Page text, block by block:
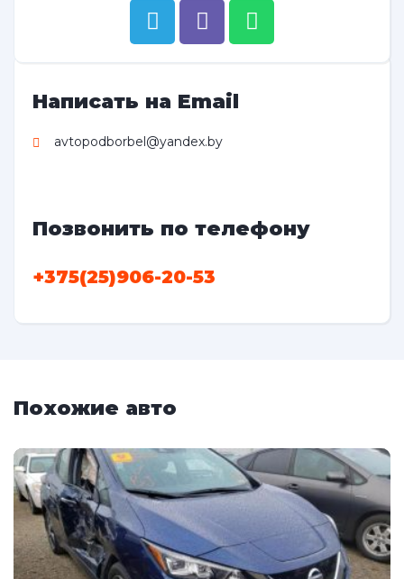
Написать на Email
avtopodborbel@yandex.by
Позвонить по телефону
+375(25)906-20-53
Похожие авто